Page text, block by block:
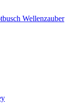
Wellenzauber